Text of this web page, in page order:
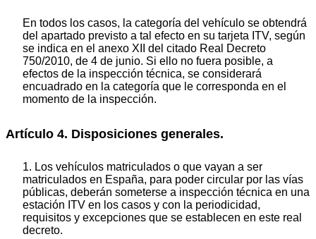
En todos los casos, la categoría del vehículo se obtendrá
del apartado previsto a tal efecto en su tarjeta ITV, según
se indica en el anexo XII del citado Real Decreto
750/2010, de 4 de junio. Si ello no fuera posible, a
efectos de la inspección técnica, se considerará
encuadrado en la categoría que le corresponda en el
momento de la inspección.
Artículo 4. Disposiciones generales.
1. Los vehículos matriculados o que vayan a ser
matriculados en España, para poder circular por las vías
públicas, deberán someterse a inspección técnica en una
estación ITV en los casos y con la periodicidad,
requisitos y excepciones que se establecen en este real
decreto.